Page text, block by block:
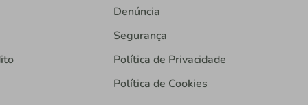
Denúncia
Segurança
Política de Privacidade
Política de Cookies